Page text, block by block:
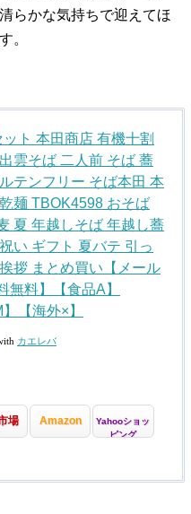
らかな気持ちで迎えてほ
。
ト 本田商店 有機十割
雲そば 二人前 そば 蕎
テンフリー そば本田 本
麺 TBOK4598 おそば
夏 年越しそば 年越し蕎
い ギフト 夏バテ 引っ
拶 まとめ買い【メール
無料】【食品A】
】【海外×】
カエレバ
場 Amazon
Yahooショッ
ピング